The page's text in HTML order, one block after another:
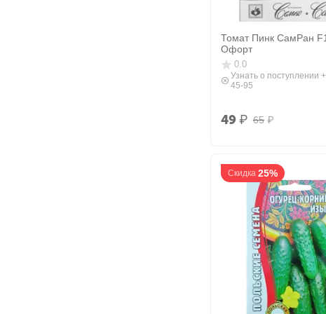
Томат Пинк СамРан
Офорт
0.0
Узнать о поступлении
45-95
65 ₽
49₽
Скидка 25%